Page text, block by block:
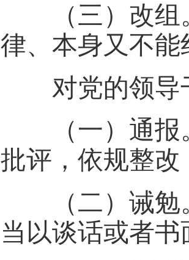
（三）改
律、本身又不
对党的领
（一）通
批评，依规整
（二）诫
当以谈话或者